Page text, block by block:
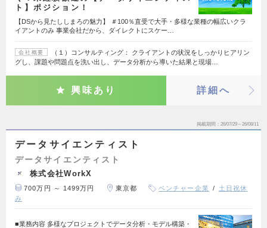
ト】ポジション！
【DSから見たししまろの魅力】 ＃100％直受で大手・多様な業種の幅広いクラ
イアントのみ 事業会社だから、ダイレクトにスケー…
会社概要
（１）コンサルティング： クライアントの状況をしっかりヒアリン
グし、課題や問題点を洗い出し、データ分析から導いた結果と現場…
興味あり 詳細へ
掲載期間 26/07/29～26/08/11
データサイエンティスト
データサイエンティスト
株式会社WorkX
700万円 ～ 1499万円 東京都 ベンチャー企業
土日祝休
み
■業務内容 多様なプロジェクトでデータ分析・モデル構築・